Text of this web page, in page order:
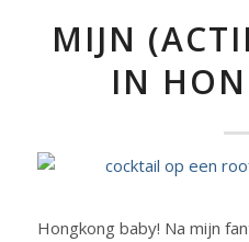
MIJN
IN
Hongkong baby! Na mijn